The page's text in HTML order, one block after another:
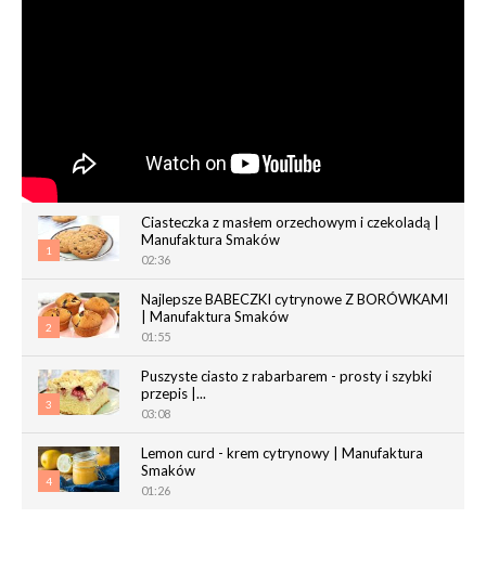
1
Ciasteczka z masłem orzechowym i czekoladą |
Manufaktura Smaków
02:36
2
Najlepsze BABECZKI cytrynowe Z BORÓWKAMI
| Manufaktura Smaków
01:55
3
Puszyste ciasto z rabarbarem - prosty i szybki
przepis |...
03:08
4
Lemon curd - krem cytrynowy | Manufaktura
Smaków
01:26